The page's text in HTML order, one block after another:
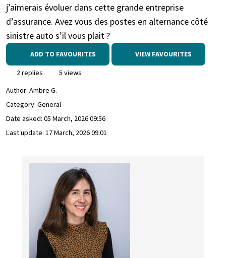
j’aimerais évoluer dans cette grande entreprise
d’assurance. Avez vous des postes en alternance côté
sinistre auto s’il vous plait ?
ADD TO FAVOURITES VIEW FAVOURITES
2 replies
5 views
Author: Ambre G.
Category: General
Date asked: 05 March, 2026 09:56
Last update: 17 March, 2026 09:01